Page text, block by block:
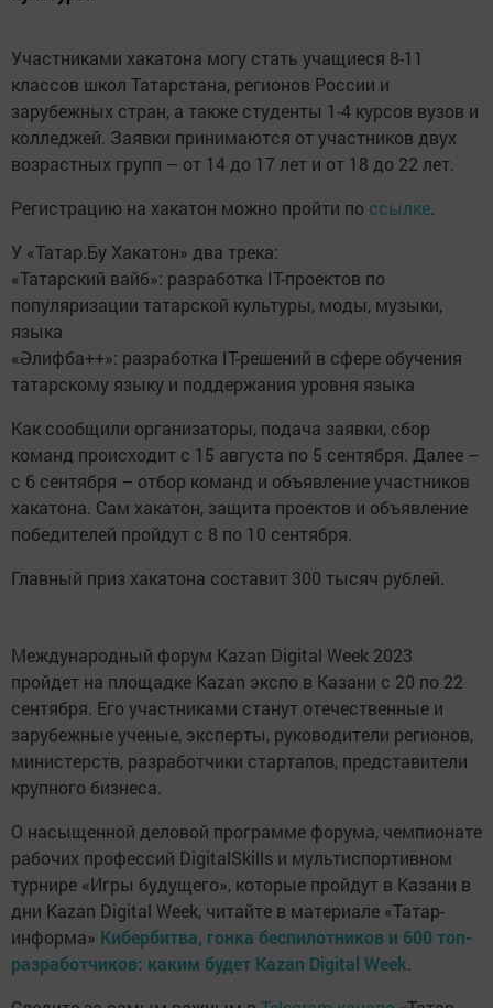
Участниками хакатона могу стать учащиеся 8-11
классов школ Татарстана, регионов России и
зарубежных стран, а также студенты 1-4 курсов вузов и
колледжей. Заявки принимаются от участников двух
возрастных групп – от 14 до 17 лет и от 18 до 22 лет.
Регистрацию на хакатон можно пройти по ссылке.
У «Татар.Бу Хакатон» два трека:
«Татарский вайб»: разработка IT-проектов по
популяризации татарской культуры, моды, музыки,
языка
«Әлифба++»: разработка IT-решений в сфере обучения
татарскому языку и поддержания уровня языка
Как сообщили организаторы, подача заявки, сбор
команд происходит с 15 августа по 5 сентября. Далее –
с 6 сентября – отбор команд и объявление участников
хакатона. Сам хакатон, защита проектов и объявление
победителей пройдут с 8 по 10 сентября.
Главный приз хакатона составит 300 тысяч рублей.
Международный форум Kazan Digital Week 2023
пройдет на площадке Kazan экспо в Казани с 20 по 22
сентября. Его участниками станут отечественные и
зарубежные ученые, эксперты, руководители регионов,
министерств, разработчики стартапов, представители
крупного бизнеса.
О насыщенной деловой программе форума, чемпионате
рабочих профессий DigitalSkills и мультиспортивном
турнире «Игры будущего», которые пройдут в Казани в
дни Kazan Digital Week, читайте в материале «Татар-
информа» Кибербитва, гонка беспилотников и 600 топ-
разработчиков: каким будет Kazan Digital Week.